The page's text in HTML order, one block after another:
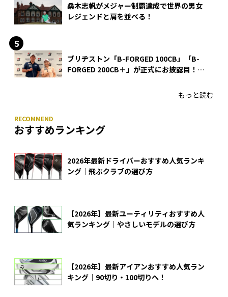
桑木志帆がメジャー制覇達成で世界の男女
レジェンドと肩を並べる！
ブリヂストン「B-FORGED 100CB」「B-
FORGED 200CB＋」が正式にお披露目！
もっと読む
おすすめランキング
2026年最新ドライバーおすすめ人気ランキ
ング｜飛ぶクラブの選び方
【2026年】最新ユーティリティおすすめ人
気ランキング｜やさしいモデルの選び方
【2026年】最新アイアンおすすめ人気ラン
キング｜90切り・100切りへ！